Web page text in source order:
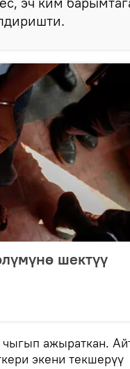
шектүү
чыгып ажыраткан.
экени текшерүү